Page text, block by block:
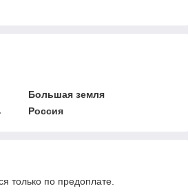
Большая земля
Россия
только по предоплате.